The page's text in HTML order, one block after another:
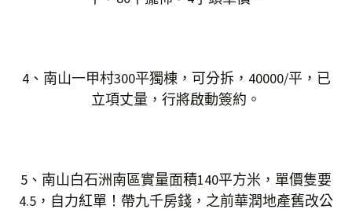
4、南山一甲村300平獨棟，可分拆，40000/平，已
立項丈量，行將啟動簽約。
5、南山白石洲南區實量面積140平方米，單價隻要
4.5，自力紅單！帶九千房錢，之前華潤地產舊改公